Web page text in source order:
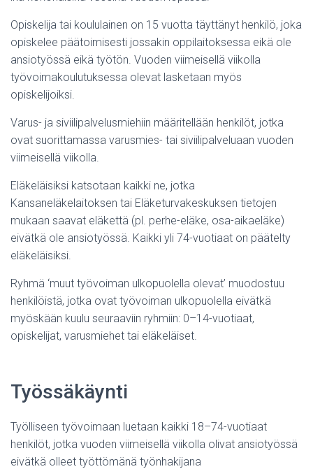
Opiskelija tai koululainen on 15 vuotta täyttänyt henkilö, joka
opiskelee päätoimisesti jossakin oppilaitoksessa eikä ole
ansiotyössä eikä työtön. Vuoden viimeisellä viikolla
työvoimakoulutuksessa olevat lasketaan myös
opiskelijoiksi.
Varus- ja siviilipalvelusmiehiin määritellään henkilöt, jotka
ovat suorittamassa varusmies- tai siviilipalveluaan vuoden
viimeisellä viikolla.
Eläkeläisiksi katsotaan kaikki ne, jotka
Kansaneläkelaitoksen tai Eläketurvakeskuksen tietojen
mukaan saavat eläkettä (pl. perhe-eläke, osa-aikaeläke)
eivätkä ole ansiotyössä. Kaikki yli 74-vuotiaat on päätelty
eläkeläisiksi.
Ryhmä ‘muut työvoiman ulkopuolella olevat’ muodostuu
henkilöistä, jotka ovat työvoiman ulkopuolella eivätkä
myöskään kuulu seuraaviin ryhmiin: 0–14-vuotiaat,
opiskelijat, varusmiehet tai eläkeläiset.
Työssäkäynti
Työlliseen työvoimaan luetaan kaikki 18–74-vuotiaat
henkilöt, jotka vuoden viimeisellä viikolla olivat ansiotyössä
eivätkä olleet työttömänä työnhakijana